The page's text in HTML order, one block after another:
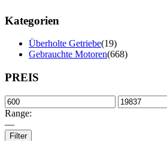
Kategorien
Überholte Getriebe(19)
Gebrauchte Motoren(668)
PREIS
Range:
—
Filter